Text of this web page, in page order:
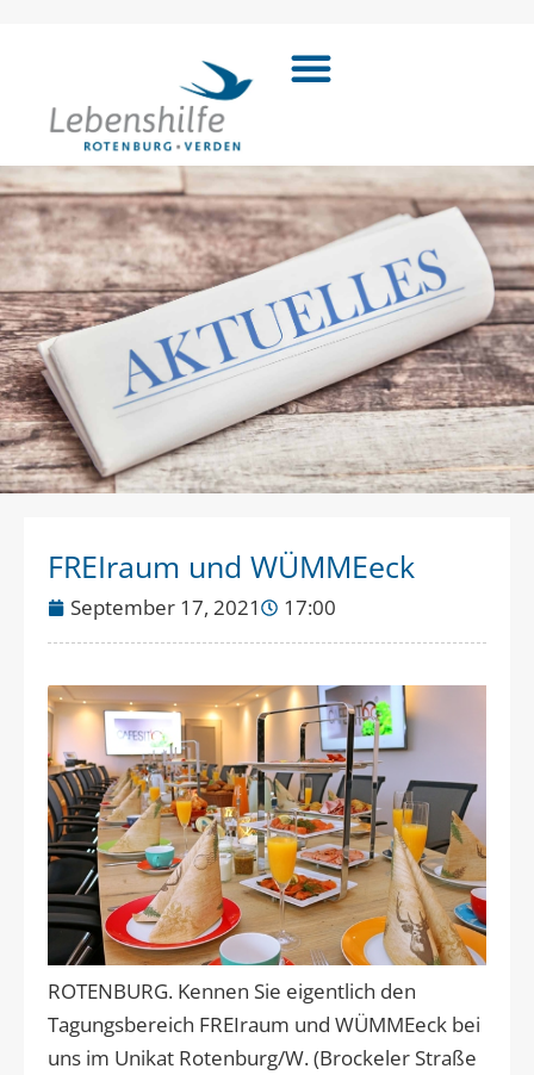
FREIraum und WÜMMEeck
September 17, 2021 17:00
ROTENBURG. Kennen Sie eigentlich den
Tagungsbereich FREIraum und WÜMMEeck bei
uns im Unikat Rotenburg/W. (Brockeler Straße